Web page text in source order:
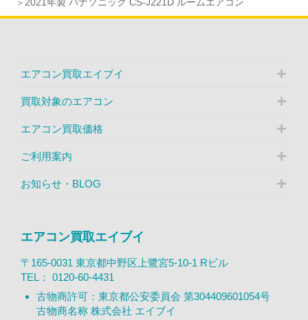
エアコン買取エイブイ
買取対象のエアコン
エアコン買取価格
ご利用案内
お知らせ・BLOG
エアコン買取エイブイ
〒165-0031 東京都中野区上鷺宮5-10-1 Rビル
TEL： 0120-60-4431
古物商許可：東京都公安委員会 第304409601054号
古物商名称 株式会社 エイブイ